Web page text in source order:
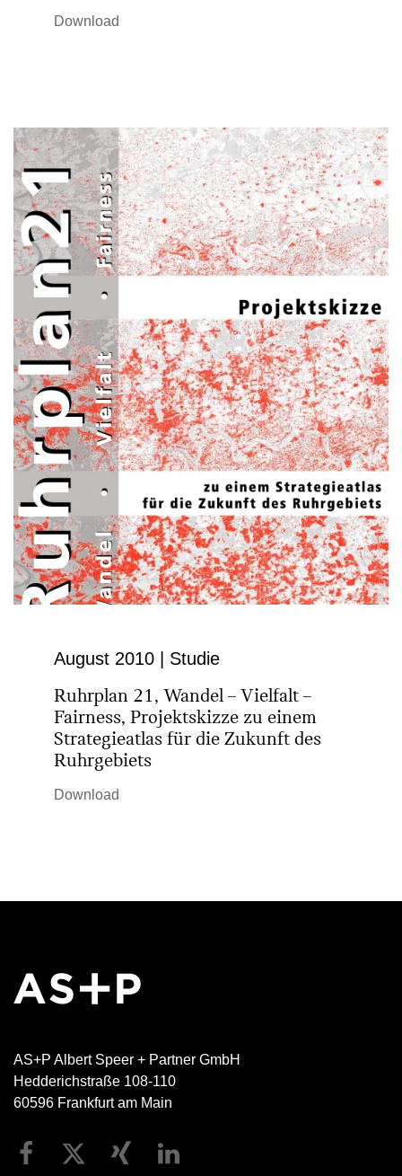
Download
August 2010 | Studie
Ruhrplan 21, Wandel – Vielfalt –
Fairness, Projektskizze zu einem
Strategieatlas für die Zukunft des
Ruhrgebiets
Download
AS+P Albert Speer + Partner GmbH
Hedderichstraße 108-110
60596 Frankfurt am Main